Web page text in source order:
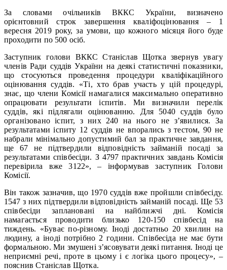
За словами очільників ВККС України, визначено
орієнтовний строк завершення кваліфоцінювання – 1
вересня 2019 року, за умови, що кожного місяця його буде
проходити по 500 осіб.
Заступник голови ВККС Станіслав Щотка звернув увагу
членів Ради суддів України на деякі статистичні показники,
що стосуються проведення процедури кваліфікаційного
оцінювання суддів. «Ті, хто брав участь у цій процедурі,
знає, що члени Комісії намагалися максимально оперативно
опрацювати результати іспитів. Ми визначили перелік
суддів, які підлягали оцінюванню. Для 5040 суддів було
організовано іспит, з них 240 на нього не з’явилися. За
результатами іспиту 12 суддів не впорались з тестом, 90 не
набрали мінімально допустимий бал за практичне завдання,
ще 67 не підтвердили відповідність займаній посаді за
результатами співбесіди. З 4797 практичних завдань Комісія
перевірила вже 3122», – інформував заступник Голови
Комісії.
Він також зазначив, що 1970 суддів вже пройшли співбесіду.
1547 з них підтвердили відповідність займаній посаді. Ще 53
співбесіди заплановані на найближчі дні. Комісія
намагається проводити близько 120-150 співбесід на
тиждень. «Буває по-різному. Іноді достатньо 20 хвилин на
людину, а іноді потрібно 2 години. Співбесіда не має бути
формальною. Ми змушені з’ясовувати деякі питання. Іноді це
неприємні речі, проте в цьому і є логіка цього процесу», –
пояснив Станіслав Щотка.